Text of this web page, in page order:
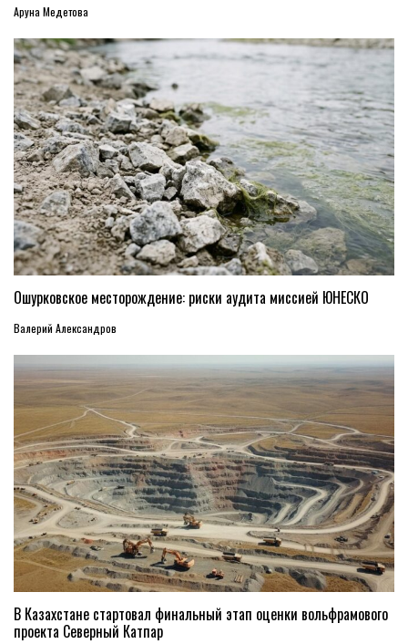
Аруна Медетова
Ошурковское месторождение: риски аудита миссией ЮНЕСКО
Валерий Александров
В Казахстане стартовал финальный этап оценки вольфрамового
проекта Северный Катпар